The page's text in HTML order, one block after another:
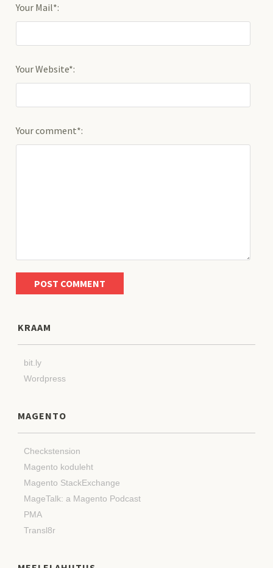
Your Mail*:
Your Website*:
Your comment*:
KRAAM
bit.ly
Wordpress
MAGENTO
Checkstension
Magento koduleht
Magento StackExchange
MageTalk: a Magento Podcast
PMA
Transl8r